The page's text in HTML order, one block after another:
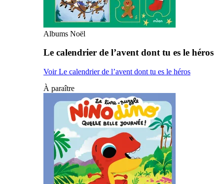
Albums Noël
Le calendrier de l’avent dont tu es le héros
Voir Le calendrier de l’avent dont tu es le héros
À paraître